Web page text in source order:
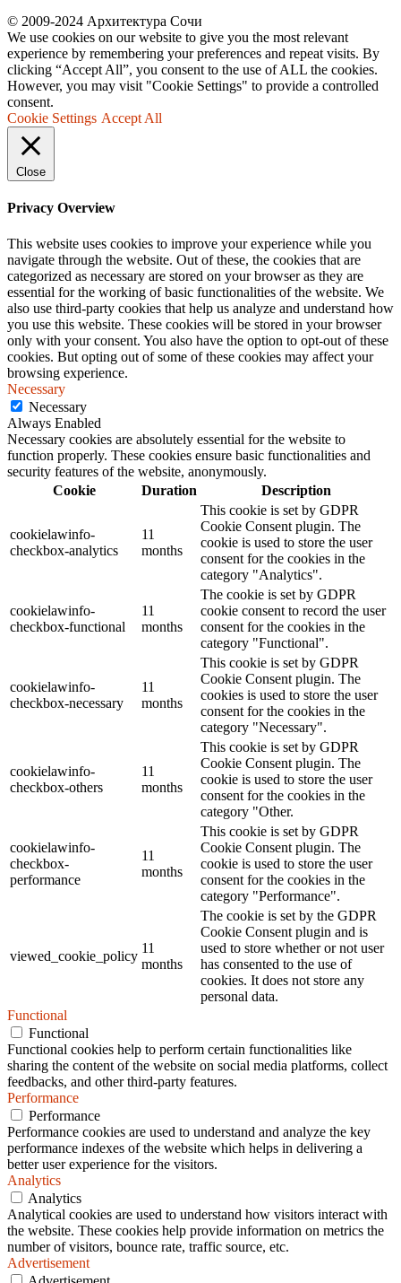
© 2009-2024 Архитектура Сочи
We use cookies on our website to give you the most relevant
experience by remembering your preferences and repeat visits. By
clicking “Accept All”, you consent to the use of ALL the cookies.
However, you may visit "Cookie Settings" to provide a controlled
consent.
Cookie Settings Accept All
Close
Privacy Overview
This website uses cookies to improve your experience while you
navigate through the website. Out of these, the cookies that are
categorized as necessary are stored on your browser as they are
essential for the working of basic functionalities of the website. We
also use third-party cookies that help us analyze and understand how
you use this website. These cookies will be stored in your browser
only with your consent. You also have the option to opt-out of these
cookies. But opting out of some of these cookies may affect your
browsing experience.
Necessary
Necessary
Always Enabled
Necessary cookies are absolutely essential for the website to
function properly. These cookies ensure basic functionalities and
security features of the website, anonymously.
Cookie
Duration Description
cookielawinfo-
checkbox-analytics
11
months
This cookie is set by GDPR
Cookie Consent plugin. The
cookie is used to store the user
consent for the cookies in the
category "Analytics".
cookielawinfo-
checkbox-functional
11
months
The cookie is set by GDPR
cookie consent to record the user
consent for the cookies in the
category "Functional".
cookielawinfo-
checkbox-necessary
11
months
This cookie is set by GDPR
Cookie Consent plugin. The
cookies is used to store the user
consent for the cookies in the
category "Necessary".
cookielawinfo-
checkbox-others
11
months
This cookie is set by GDPR
Cookie Consent plugin. The
cookie is used to store the user
consent for the cookies in the
category "Other.
cookielawinfo-
checkbox-
performance
11
months
This cookie is set by GDPR
Cookie Consent plugin. The
cookie is used to store the user
consent for the cookies in the
category "Performance".
viewed_cookie_policy
11
months
The cookie is set by the GDPR
Cookie Consent plugin and is
used to store whether or not user
has consented to the use of
cookies. It does not store any
personal data.
Functional
Functional
Functional cookies help to perform certain functionalities like
sharing the content of the website on social media platforms, collect
feedbacks, and other third-party features.
Performance
Performance
Performance cookies are used to understand and analyze the key
performance indexes of the website which helps in delivering a
better user experience for the visitors.
Analytics
Analytics
Analytical cookies are used to understand how visitors interact with
the website. These cookies help provide information on metrics the
number of visitors, bounce rate, traffic source, etc.
Advertisement